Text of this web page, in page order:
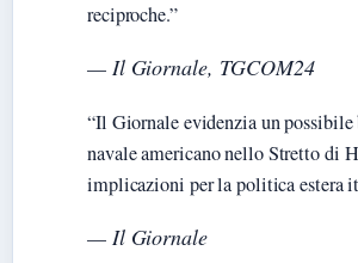
reciproche.”
— Il Giornale, TGCOM24
“Il Giornale evidenzia un possibile
navale americano nello Stretto di
implicazioni per la politica estera
— Il Giornale